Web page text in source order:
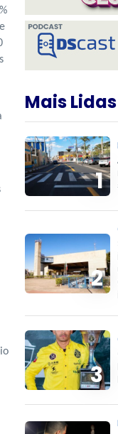
Mais Lidas
1
2
3